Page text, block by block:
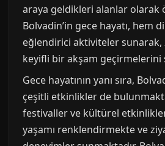
araya geldikleri alanlar olarak
Bolvadin’in gece hayatı, hem
eğlendirici aktiviteler
keyifli bir akşam geçirmelerini
Gece hayatının yanı sıra,
çeşitli etkinlikler de
festivaller ve kültürel
yaşamı renklendirmekte ve